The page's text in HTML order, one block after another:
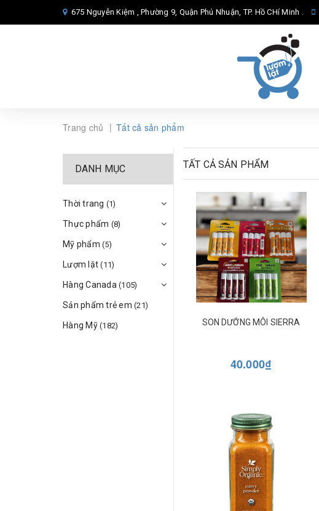
675 Nguyễn Kiệm , Phường 9, Quận Phú Nhuận, TP. Hồ CHí Minh .
Trang chủ | Tất cả sản phẩm
TẤT CẢ SẢN PHẨM
SON DƯỠNG MÔI SIERRA
40.000₫
DANH MỤC
Thời trang (1)
Thực phẩm (8)
Mỹ phẩm (5)
Lượm lặt(11)
Hàng Canada (105)
Sản phẩm trẻ em (21)
Hàng Mỹ (182)